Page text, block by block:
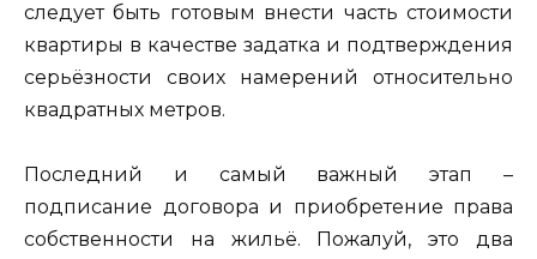
следует быть готовым внести часть стоимости
квартиры в качестве задатка и подтверждения
серьёзности своих намерений относительно
квадратных метров.
Последний и самый важный этап –
подписание договора и приобретение права
собственности на жильё. Пожалуй, это два